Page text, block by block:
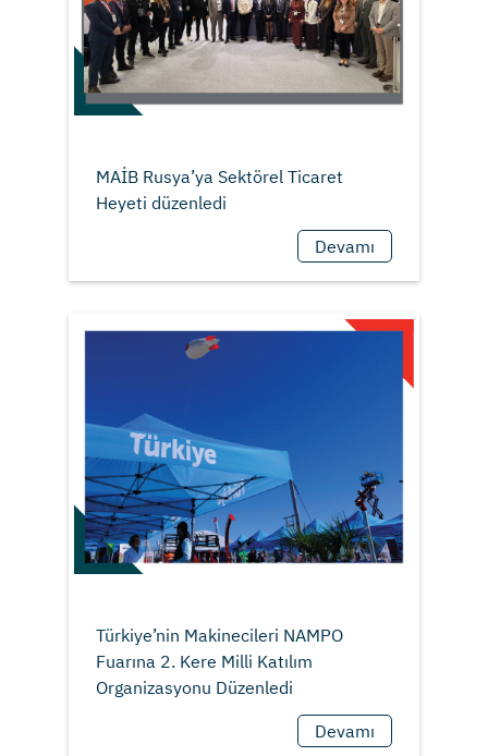
MAİB Rusya’ya Sektörel Ticaret
Devamı
Türkiye’nin Makinecileri NAMPO
Fuarına 2. Kere Milli Katılım
Devamı